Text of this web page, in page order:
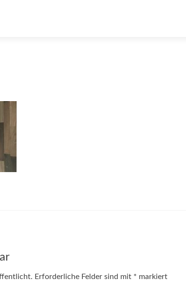
Erforderliche Felder sind mit * markiert